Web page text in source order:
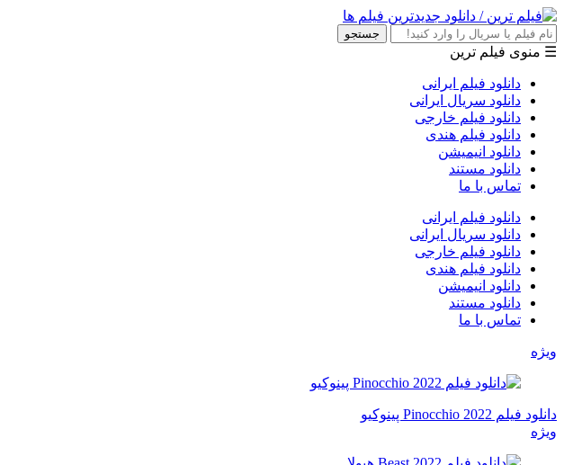
جستجو
☰ منوی فیلم ترین
دانلود فیلم ایرانی
دانلود سریال ایرانی
دانلود فیلم خارجی
دانلود فیلم هندی
دانلود انیمیشن
دانلود مستند
تماس با ما
دانلود فیلم ایرانی
دانلود سریال ایرانی
دانلود فیلم خارجی
دانلود فیلم هندی
دانلود انیمیشن
دانلود مستند
تماس با ما
ویژه
دانلود فیلم Pinocchio 2022 پینوکیو
ویژه